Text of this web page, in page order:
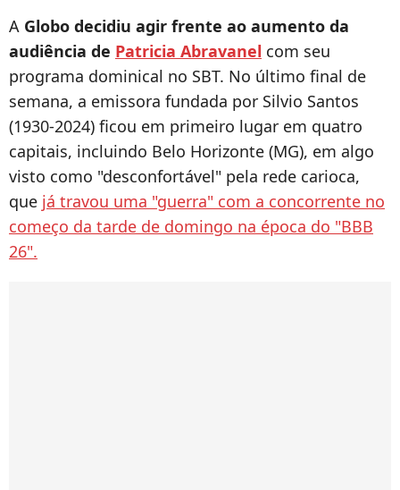
A Globo decidiu agir frente ao aumento da
audiência de Patricia Abravanel com seu
programa dominical no SBT. No último final de
semana, a emissora fundada por Silvio Santos
(1930-2024) ficou em primeiro lugar em quatro
capitais, incluindo Belo Horizonte (MG), em algo
visto como "desconfortável" pela rede carioca,
que já travou uma "guerra" com a concorrente no
começo da tarde de domingo na época do "BBB
26".